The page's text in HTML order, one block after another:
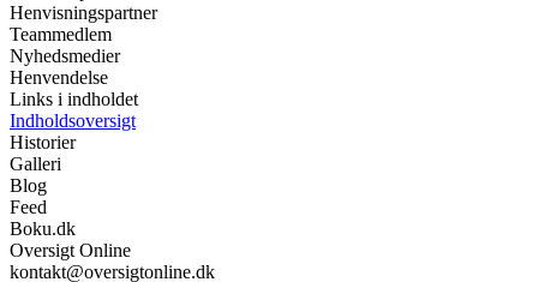
Henvisningspartner
Teammedlem
Nyhedsmedier
Henvendelse
Links i indholdet
Indholdsoversigt
Historier
Galleri
Blog
Feed
Boku.dk
Oversigt Online
kontakt@oversigtonline.dk